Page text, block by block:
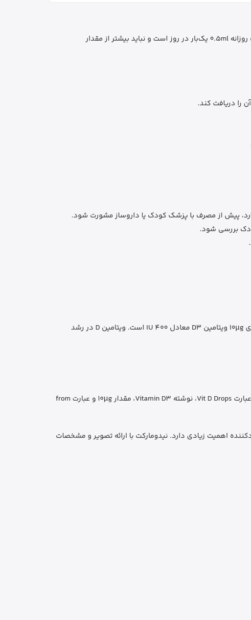
روش مصرف باید مطابق بروشور داخل بسته یا توصیه پزشک کودک انجام شود. طبق اطلاعات رسمی برند، مقدار مصرف روزانه 0.5ml یک‌بار در روز است و نباید بیشتر از مقدار
پیش از مصرف با پزشک کودک یا داروساز مشورت شود.
ترکیب اصلی این قطره است. طبق اطلاعات رسمی برند، هر 0.5ml حاوی 10µg ویتامین D3 معادل 400 IU است. ویتامین D در رشد
هنگام خرید قطره ویتامین D3 ول بیبی، طراحی بنفش، صورتی، آبی و سفید جعبه، لوگوی Wellbaby، برند Vitabiotics، عبارت Vit D Drops، نوشته Vitamin D3، مقدار 10µg و عبارت from
اهمیت زیادی دارد. نیدومارکت با ارائه تصویر و مشخصات